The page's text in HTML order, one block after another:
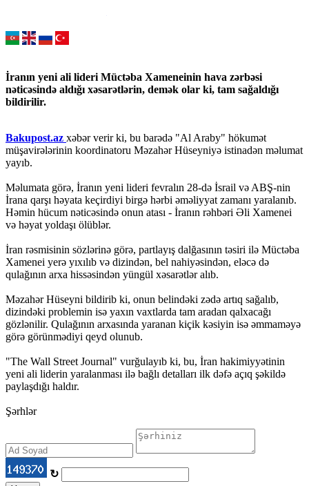
İranın yeni ali lideri Müctəba Xameneinin hava zərbəsi
nəticəsində aldığı xəsarətlərin, demək olar ki, tam sağaldığı
bildirilir.
Bakupost.az xəbər verir ki, bu barədə "Al Araby" hökumət
müşavirələrinin koordinatoru Məzahər Hüseyniyə istinadən məlumat
yayıb.
Məlumata görə, İranın yeni lideri fevralın 28-də İsrail və ABŞ-nin
İrana qarşı həyata keçirdiyi birgə hərbi əməliyyat zamanı yaralanıb.
Həmin hücum nəticəsində onun atası - İranın rəhbəri Əli Xamenei
və həyat yoldaşı ölüblər.
İran rəsmisinin sözlərinə görə, partlayış dalğasının təsiri ilə Müctəba
Xamenei yerə yıxılıb və dizindən, bel nahiyəsindən, eləcə də
qulağının arxa hissəsindən yüngül xəsarətlər alıb.
Məzahər Hüseyni bildirib ki, onun belindəki zədə artıq sağalıb,
dizindəki problemin isə yaxın vaxtlarda tam aradan qalxacağı
gözlənilir. Qulağının arxasında yaranan kiçik kəsiyin isə əmmaməyə
görə görünmədiyi qeyd olunub.
"The Wall Street Journal" vurğulayıb ki, bu, İran hakimiyyətinin
yeni ali liderin yaralanması ilə bağlı detalları ilk dəfə açıq şəkildə
paylaşdığı haldır.
Şərhlər
↻